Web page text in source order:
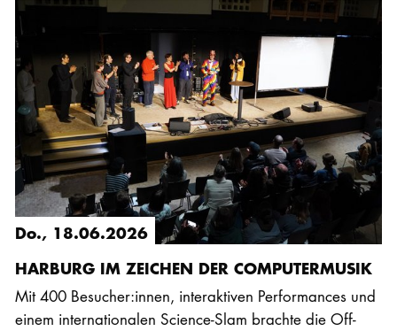
Do., 18.06.2026
HARBURG IM ZEICHEN DER COMPUTERMUSIK
Mit 400 Besucher:innen, interaktiven Performances und
einem internationalen Science-Slam brachte die Off-